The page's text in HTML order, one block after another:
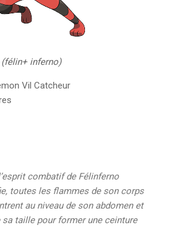
(félin+ inferno)
Vil Catcheur
combatif de Félinferno
toutes les flammes de son corps
au niveau de son abdomen et
sa taille pour former une ceinture